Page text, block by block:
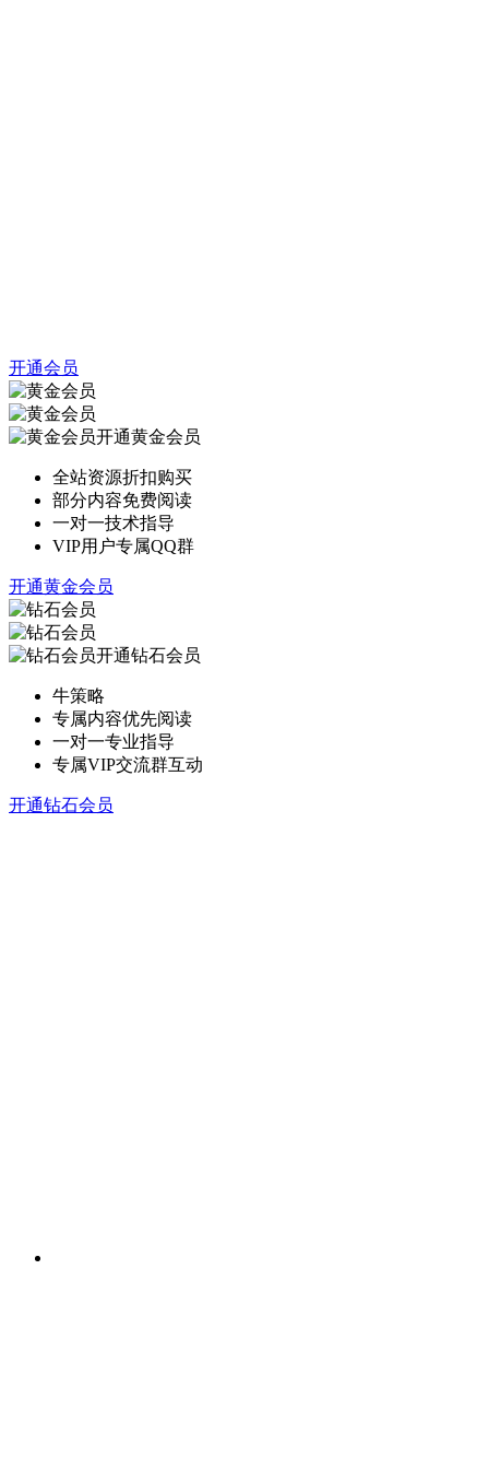
开通会员
开通黄金会员
全站资源折扣购买
部分内容免费阅读
一对一技术指导
VIP用户专属QQ群
开通黄金会员
开通钻石会员
牛策略
专属内容优先阅读
一对一专业指导
专属VIP交流群互动
开通钻石会员